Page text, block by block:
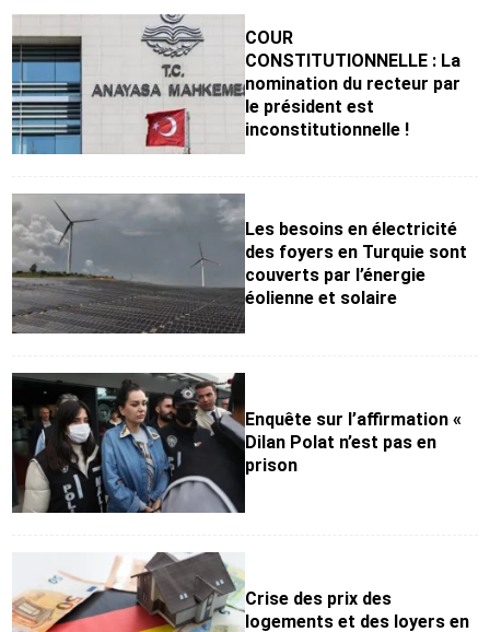
COUR
CONSTITUTIONNELLE : La
nomination du recteur par
le président est
inconstitutionnelle !
Les besoins en électricité
des foyers en Turquie sont
couverts par l’énergie
éolienne et solaire
Enquête sur l’affirmation «
Dilan Polat n’est pas en
prison
Crise des prix des
logements et des loyers en